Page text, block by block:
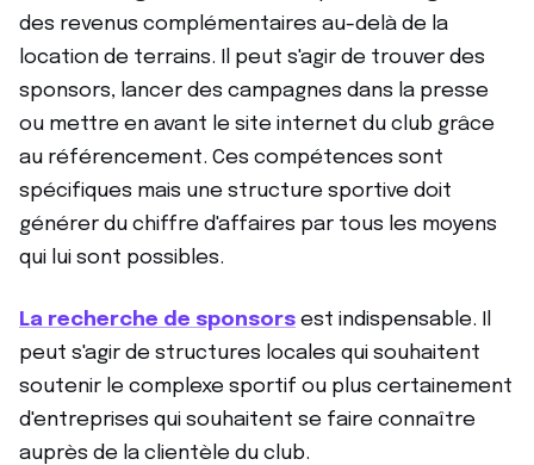
des revenus complémentaires au-delà de la
location de terrains. Il peut s'agir de trouver des
sponsors, lancer des campagnes dans la presse
ou mettre en avant le site internet du club grâce
au référencement. Ces compétences sont
spécifiques mais une structure sportive doit
générer du chiffre d'affaires par tous les moyens
qui lui sont possibles.
La recherche de sponsors est indispensable. Il
peut s'agir de structures locales qui souhaitent
soutenir le complexe sportif ou plus certainement
d'entreprises qui souhaitent se faire connaître
auprès de la clientèle du club.